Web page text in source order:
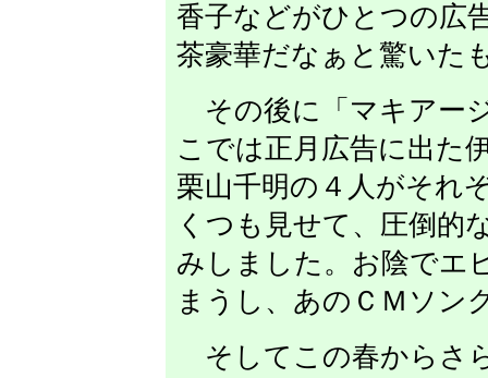
香子などがひとつの広
茶豪華だなぁと驚いた
その後に「マキアー
こでは正月広告に出た
栗山千明の４人がそれ
くつも見せて、圧倒的
みしました。お陰でエ
まうし、あのＣＭソン
そしてこの春からさ